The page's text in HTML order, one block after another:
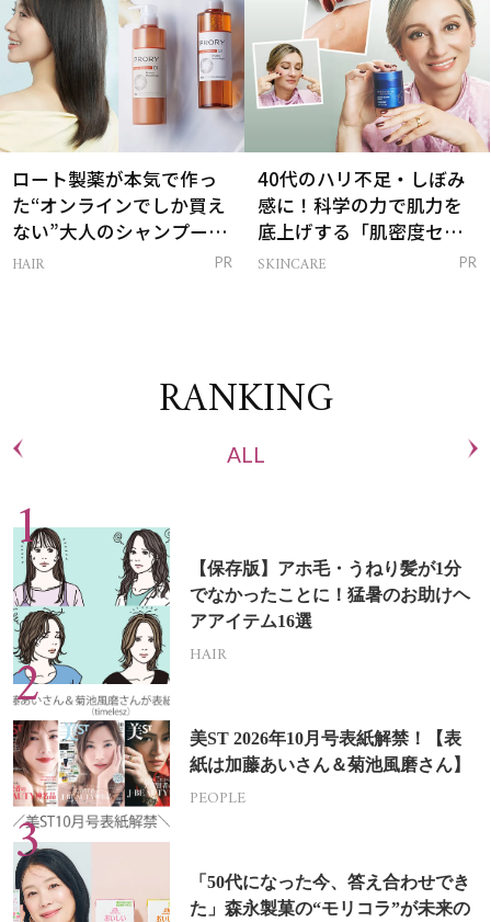
ロート製薬が本気で作っ
た“オンラインでしか買え
ない”大人のシャンプー＆
トリートメントって？
HAIR PR
40代のハリ不足・しぼみ
感に！科学の力で肌力を
底上げする「肌密度セラ
ム」
SKINCARE PR
RANKING
ALL
【保存版】アホ毛・うねり髪が1分
でなかったことに！猛暑のお助けヘ
アアイテム16選
HAIR
美ST 2026年10月号表紙解禁！【表
紙は加藤あいさん＆菊池風磨さん】
PEOPLE
「50代になった今、答え合わせでき
た」森永製菓の“モリコラ”が未来の